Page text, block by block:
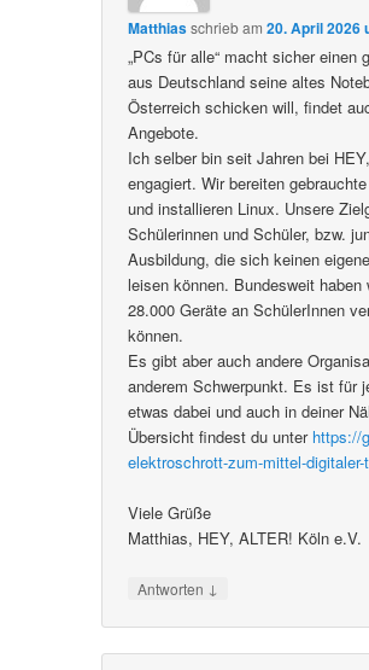
Matthiasschriebam20. April 2026
„PCs für alle“ macht sicher einen
aus Deutschland seine altes
Österreich schicken will, findet
Angebote.
Ich selber bin seit Jahren bei
engagiert. Wir bereiten
und installieren Linux. Unsere
Schülerinnen und Schüler, bzw.
Ausbildung, die sich keinen
leisen können. Bundesweit haben
28.000 Geräte an SchülerInnen
können.
Es gibt aber auch andere
anderem Schwerpunkt. Es ist für
etwas dabei und auch in deiner
Übersicht findest du unter https://
elektroschrott-zum-mittel-digitaler-
Viele Grüße
Matthias, HEY, ALTER! Köln e.V.
Antworten ↓